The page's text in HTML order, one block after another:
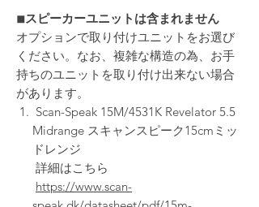
◾︎スピーカーユニットは含まれません
オプションで取り付けユニットをお選び
ください。なお、複雑な構造の為、お手
持ちのユニットを取り付け出来ない場合
があります。
Scan-Speak 15M/4531K Revelator 5.5
Midrange スキャンスピーク15cmミッ
ドレンジ
詳細はこちら
https://www.scan-